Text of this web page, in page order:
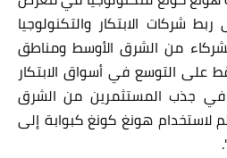
شركات الابتكار والتكنولوجيا
من الشرق الأوسط ومناطق
على التوسع في أسواق الابتكار
في جذب المستثمرين من الشرق
لاستخدام هونغ كونغ كبوابة إلى